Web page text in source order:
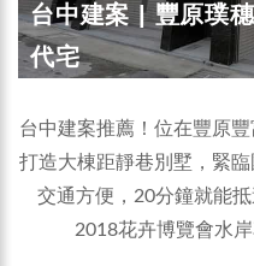
台中建案 | 豐原璞
代宅
台中建案推薦！位在豐原
打造大棟距靜巷別墅，緊
交通方便，20分鐘就能
2018花卉博覽會水